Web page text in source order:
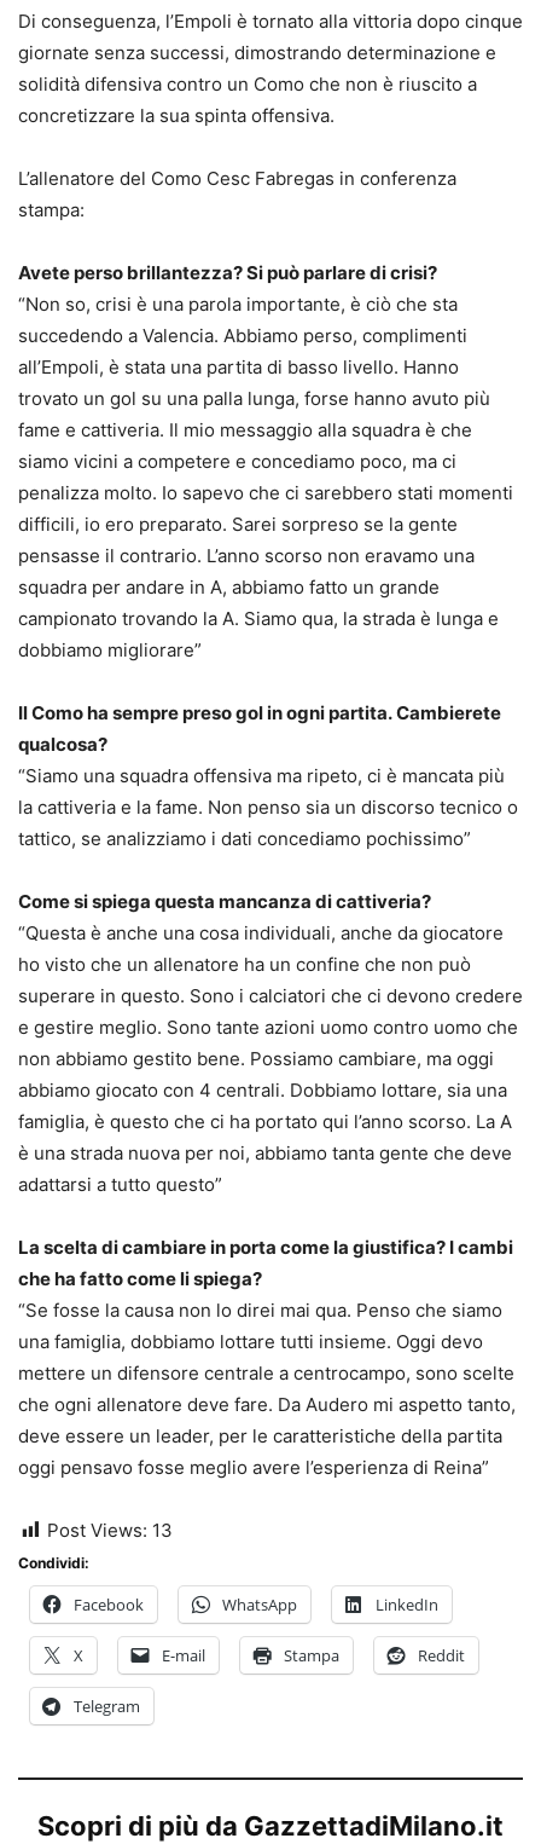
Di conseguenza, l’Empoli è tornato alla vittoria dopo cinque
giornate senza successi, dimostrando determinazione e
solidità difensiva contro un Como che non è riuscito a
concretizzare la sua spinta offensiva.
L’allenatore del Como Cesc Fabregas in conferenza
stampa:
Avete perso brillantezza? Si può parlare di crisi?
“Non so, crisi è una parola importante, è ciò che sta
succedendo a Valencia. Abbiamo perso, complimenti
all’Empoli, è stata una partita di basso livello. Hanno
trovato un gol su una palla lunga, forse hanno avuto più
fame e cattiveria. Il mio messaggio alla squadra è che
siamo vicini a competere e concediamo poco, ma ci
penalizza molto. Io sapevo che ci sarebbero stati momenti
difficili, io ero preparato. Sarei sorpreso se la gente
pensasse il contrario. L’anno scorso non eravamo una
squadra per andare in A, abbiamo fatto un grande
campionato trovando la A. Siamo qua, la strada è lunga e
dobbiamo migliorare”
Il Como ha sempre preso gol in ogni partita. Cambierete
qualcosa?
“Siamo una squadra offensiva ma ripeto, ci è mancata più
la cattiveria e la fame. Non penso sia un discorso tecnico o
tattico, se analizziamo i dati concediamo pochissimo”
Come si spiega questa mancanza di cattiveria?
“Questa è anche una cosa individuali, anche da giocatore
ho visto che un allenatore ha un confine che non può
superare in questo. Sono i calciatori che ci devono credere
e gestire meglio. Sono tante azioni uomo contro uomo che
non abbiamo gestito bene. Possiamo cambiare, ma oggi
abbiamo giocato con 4 centrali. Dobbiamo lottare, sia una
famiglia, è questo che ci ha portato qui l’anno scorso. La A
è una strada nuova per noi, abbiamo tanta gente che deve
adattarsi a tutto questo”
La scelta di cambiare in porta come la giustifica? I cambi
che ha fatto come li spiega?
“Se fosse la causa non lo direi mai qua. Penso che siamo
una famiglia, dobbiamo lottare tutti insieme. Oggi devo
mettere un difensore centrale a centrocampo, sono scelte
che ogni allenatore deve fare. Da Audero mi aspetto tanto,
deve essere un leader, per le caratteristiche della partita
oggi pensavo fosse meglio avere l’esperienza di Reina”
Post Views: 13
Condividi:
Facebook WhatsApp LinkedIn
X E-mail Stampa Reddit
Telegram
Scopri di più da GazzettadiMilano.it